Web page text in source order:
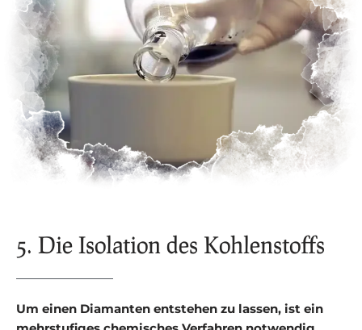
5. Die Isolation des Kohlenstoffs
Um einen Diamanten entstehen zu lassen, ist ein